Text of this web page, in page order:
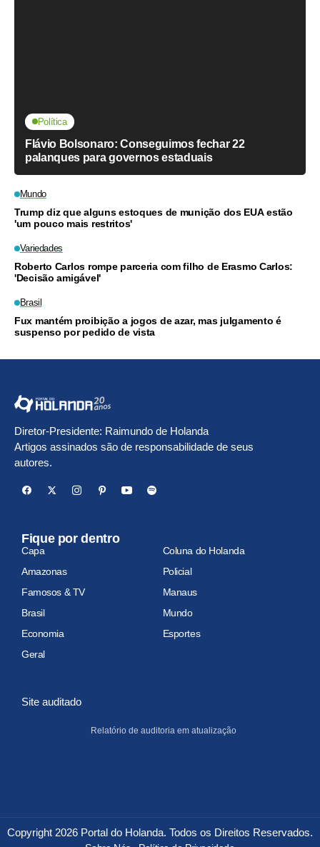
Política
Flávio Bolsonaro: Conseguimos fechar 22
palanques para governos estaduais
Mundo
Trump diz que alguns estoques de munição dos EUA estão
'um pouco mais restritos'
Variedades
Roberto Carlos rompe parceria com filho de Erasmo Carlos:
'Decisão amigável'
Brasil
Fux mantém proibição a jogos de azar, mas julgamento é
suspenso por pedido de vista
Diretor-Presidente: Raimundo de Holanda
Artigos assinados são de responsabilidade de seus
autores.
Fique por dentro
Capa
Coluna do Holanda
Amazonas
Policial
Famosos & TV
Manaus
Brasil
Mundo
Economia
Esportes
Geral
Site auditado
Relatório de auditoria em atualização
Copyright 2026 Portal do Holanda. Todos os Direitos Reservados.